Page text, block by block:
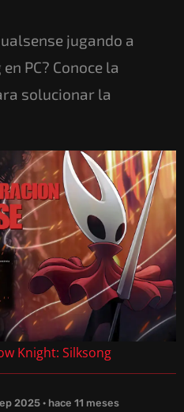
jugando a
PC? Conoce la
solucionar la
Knight: Silksong
2025 · hace 11 meses